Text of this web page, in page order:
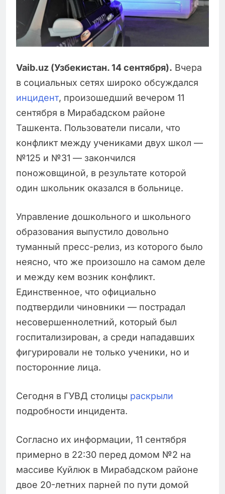
Vaib.uz (Узбекистан. 14 сентября). Вчера
в социальных сетях широко обсуждался
инцидент, произошедший вечером 11
сентября в Мирабадском районе
Ташкента. Пользователи писали, что
конфликт между учениками двух школ —
№125 и №31 — закончился
поножовщиной, в результате которой
один школьник оказался в больнице.
Управление дошкольного и школьного
образования выпустило довольно
туманный пресс-релиз, из которого было
неясно, что же произошло на самом деле
и между кем возник конфликт.
Единственное, что официально
подтвердили чиновники — пострадал
несовершеннолетний, который был
госпитализирован, а среди нападавших
фигурировали не только ученики, но и
посторонние лица.
Сегодня в ГУВД столицы раскрыли
подробности инцидента.
Согласно их информации, 11 сентября
примерно в 22:30 перед домом №2 на
массиве Куйлюк в Мирабадском районе
двое 20-летних парней по пути домой